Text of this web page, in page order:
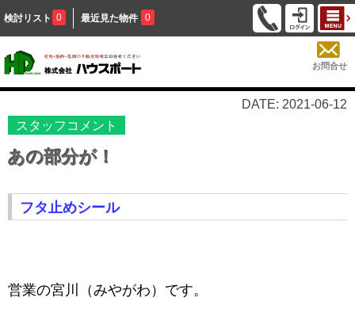
検討リスト 0 最近見た物件 0
お問合せ
DATE: 2021-06-12
スタッフコメント
あの部分が！
フタ止めシール
営業の宮川（みやがわ）です。